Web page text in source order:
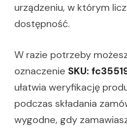
urządzeniu, w którym
dostępność.
W razie potrzeby
oznaczenie SKU:
ułatwia weryfikację
podczas składania
wygodne, gdy